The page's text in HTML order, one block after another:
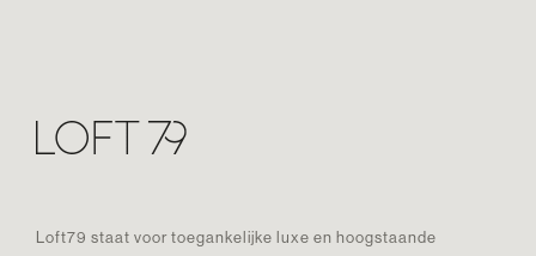
Loft79 staat voor toegankelijke luxe en hoogstaande